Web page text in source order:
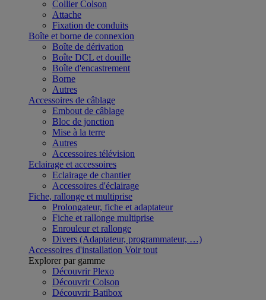
Collier Colson
Attache
Fixation de conduits
Boîte et borne de connexion
Boîte de dérivation
Boîte DCL et douille
Boîte d'encastrement
Borne
Autres
Accessoires de câblage
Embout de câblage
Bloc de jonction
Mise à la terre
Autres
Accessoires télévision
Eclairage et accessoires
Eclairage de chantier
Accessoires d'éclairage
Fiche, rallonge et multiprise
Prolongateur, fiche et adaptateur
Fiche et rallonge multiprise
Enrouleur et rallonge
Divers (Adaptateur, programmateur, …)
Accessoires d'installation Voir tout
Explorer par gamme
Découvrir Plexo
Découvrir Colson
Découvrir Batibox